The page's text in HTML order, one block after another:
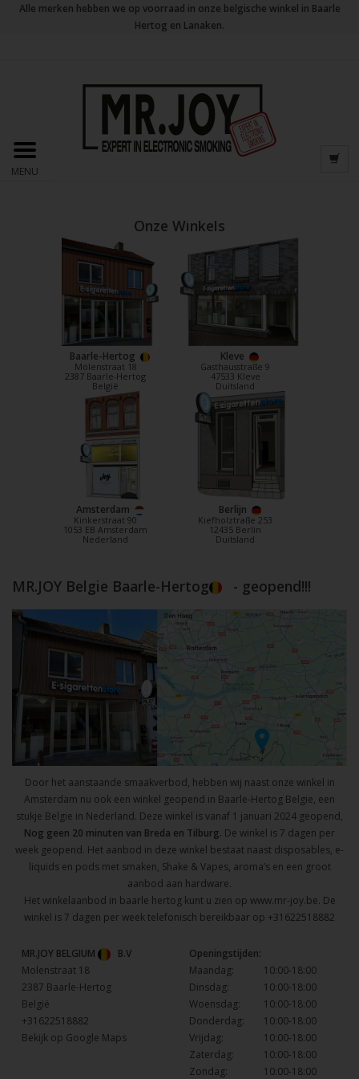
Alle merken hebben we op voorraad in onze belgische winkel in Baarle
Hertog en Lanaken.
MENU
Onze Winkels
Baarle-Hertog
Molenstraat 18
2387 Baarle-Hertog
België
Kleve
Gasthausstraße 9
47533 Kleve
Duitsland
Amsterdam
Kinkerstraat 90
1053 EB Amsterdam
Nederland
Berlijn
Kiefholztraße 253
12435 Berlin
Duitsland
MR.JOY Belgie Baarle-Hertog - geopend!!!
Door het aanstaande smaakverbod, hebben wij naast onze winkel in
Amsterdam nu ook een winkel geopend in Baarle-Hertog Belgie, een
stukje Belgie in Nederland. Deze winkel is vanaf 1 januari 2024 geopend,
Nog geen 20 minuten van Breda en Tilburg. De winkel is 7 dagen per
week geopend. Het aanbod in deze winkel bestaat naast disposables, e-
liquids en pods met smaken, Shake & Vapes, aroma’s en een groot
aanbod aan hardware.
Het winkelaanbod in baarle hertog kunt u zien op www.mr-joy.be. De
winkel is 7 dagen per week telefonisch bereikbaar op +31622518882
MR.JOY BELGIUM
B.V
Molenstraat 18
2387 Baarle-Hertog
België
+31622518882
Bekijk op Google Maps
Openingstijden:
Maandag:
10:00-18:00
Dinsdag:
10:00-18:00
Woensdag:
10:00-18:00
Donderdag:
10:00-18:00
Vrijdag:
10:00-18:00
Zaterdag:
10:00-18:00
Zondag:
10:00-18:00